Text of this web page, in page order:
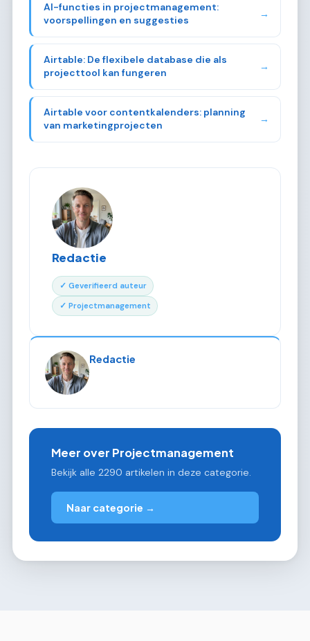
AI-functies in projectmanagement:
voorspellingen en suggesties
→
Airtable: De flexibele database die als
projecttool kan fungeren
→
Airtable voor contentkalenders: planning
van marketingprojecten
→
Redactie
✓ Geverifieerd auteur
✓ Projectmanagement
Redactie
Meer over Projectmanagement
Bekijk alle 2290 artikelen in deze categorie.
Naar categorie →